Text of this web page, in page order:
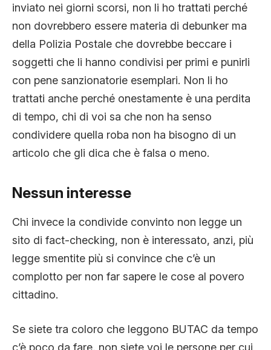
CHI SIAMO
inviato nei giorni scorsi, non li ho trattati perché
non dovrebbero essere materia di debunker ma
della Polizia Postale che dovrebbe beccare i
soggetti che li hanno condivisi per primi e punirli
con pene sanzionatorie esemplari. Non li ho
trattati anche perché onestamente è una perdita
di tempo, chi di voi sa che non ha senso
condividere quella roba non ha bisogno di un
articolo che gli dica che è falsa o meno.
Nessun interesse
Chi invece la condivide convinto non legge un
sito di fact-checking, non è interessato, anzi, più
legge smentite più si convince che c’è un
complotto per non far sapere le cose al povero
cittadino.
Se siete tra coloro che leggono BUTAC da tempo
c’è poco da fare, non siete voi le persone per cui